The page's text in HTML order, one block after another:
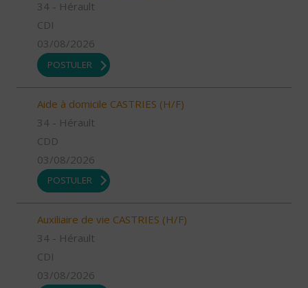
34 - Hérault
CDI
03/08/2026
POSTULER
Aide à domicile CASTRIES (H/F)
34 - Hérault
CDD
03/08/2026
POSTULER
Auxiliaire de vie CASTRIES (H/F)
34 - Hérault
CDI
03/08/2026